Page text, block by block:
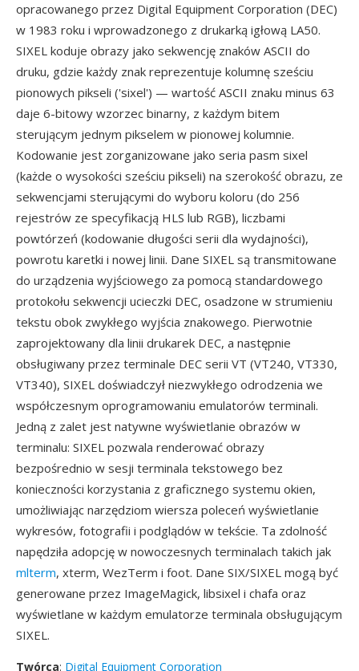
opracowanego przez Digital Equipment Corporation (DEC)
w 1983 roku i wprowadzonego z drukarką igłową LA50.
SIXEL koduje obrazy jako sekwencję znaków ASCII do
druku, gdzie każdy znak reprezentuje kolumnę sześciu
pionowych pikseli ('sixel') — wartość ASCII znaku minus 63
daje 6-bitowy wzorzec binarny, z każdym bitem
sterującym jednym pikselem w pionowej kolumnie.
Kodowanie jest zorganizowane jako seria pasm sixel
(każde o wysokości sześciu pikseli) na szerokość obrazu, ze
sekwencjami sterującymi do wyboru koloru (do 256
rejestrów ze specyfikacją HLS lub RGB), liczbami
powtórzeń (kodowanie długości serii dla wydajności),
powrotu karetki i nowej linii. Dane SIXEL są transmitowane
do urządzenia wyjściowego za pomocą standardowego
protokołu sekwencji ucieczki DEC, osadzone w strumieniu
tekstu obok zwykłego wyjścia znakowego. Pierwotnie
zaprojektowany dla linii drukarek DEC, a następnie
obsługiwany przez terminale DEC serii VT (VT240, VT330,
VT340), SIXEL doświadczył niezwykłego odrodzenia we
współczesnym oprogramowaniu emulatorów terminali.
Jedną z zalet jest natywne wyświetlanie obrazów w
terminalu: SIXEL pozwala renderować obrazy
bezpośrednio w sesji terminala tekstowego bez
konieczności korzystania z graficznego systemu okien,
umożliwiając narzędziom wiersza poleceń wyświetlanie
wykresów, fotografii i podglądów w tekście. Ta zdolność
napędziła adopcję w nowoczesnych terminalach takich jak
mlterm, xterm, WezTerm i foot. Dane SIX/SIXEL mogą być
generowane przez ImageMagick, libsixel i chafa oraz
wyświetlane w każdym emulatorze terminala obsługującym
SIXEL.
Twórca: Digital Equipment Corporation